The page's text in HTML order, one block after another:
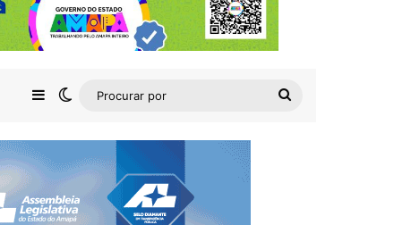
Barra Lateral
Switch skin
Procurar